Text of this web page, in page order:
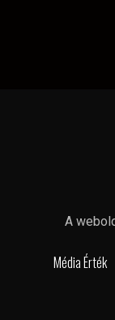
A
Média Érték